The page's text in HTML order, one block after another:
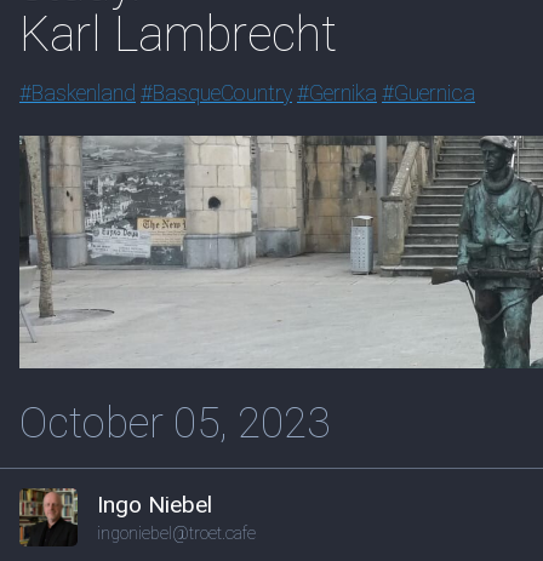
Karl Lambrecht
#Baskenland #BasqueCountry #Gernika #Guernica
October 05, 2023
Ingo Niebel
ingoniebel@troet.cafe